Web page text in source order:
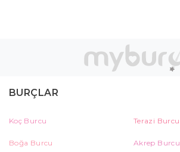
BURÇLAR
Koç Burcu Terazi Burcu
Boğa Burcu Akrep Burcu